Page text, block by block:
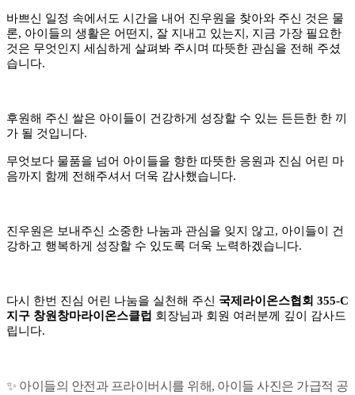
바쁘신 일정 속에서도 시간을 내어 진우원을 찾아와 주신 것은 물
론, 아이들의 생활은 어떤지, 잘 지내고 있는지, 지금 가장 필요한
것은 무엇인지 세심하게 살펴봐 주시며 따뜻한 관심을 전해 주셨
습니다.
후원해 주신 쌀은 아이들이 건강하게 성장할 수 있는 든든한 한 끼
가 될 것입니다.
무엇보다 물품을 넘어 아이들을 향한 따뜻한 응원과 진심 어린 마
음까지 함께 전해주셔서 더욱 감사했습니다.
진우원은 보내주신 소중한 나눔과 관심을 잊지 않고, 아이들이 건
강하고 행복하게 성장할 수 있도록 더욱 노력하겠습니다.
다시 한번 진심 어린 나눔을 실천해 주신 국제라이온스협회 355-C
지구 창원창마라이온스클럽 회장님과 회원 여러분께 깊이 감사드
립니다.
✨ 아이들의 안전과 프라이버시를 위해, 아이들 사진은 가급적 공